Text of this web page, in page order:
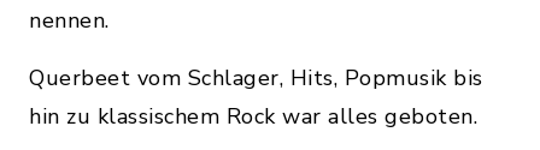
nennen.
Querbeet vom Schlager, Hits, Popmusik bis
hin zu klassischem Rock war alles geboten.